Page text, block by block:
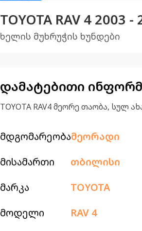
TOYOTA RAV 4 2003
ხელის მუხრუჭის ხუნდები
დამატებითი
TOYOTA RAV4 მეორე თაობა, სულ
მდგომარეობამეორადი
მისამართი
თბილისი
მარკა
TOYOTA
მოდელი
RAV 4